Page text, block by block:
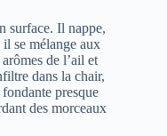
surface. Il nappe,
se mélange aux
de l’ail et
dans la chair,
presque
des morceaux